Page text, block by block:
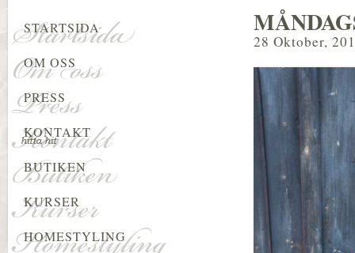
28 Oktober,
STARTSIDA
OM OSS
PRESS
KONTAKT
BUTIKEN
KURSER
HOMESTYLING